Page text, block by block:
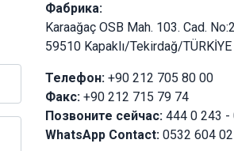
Фабрика:
Karaağaç OSB Mah. 103. Cad.
59510 Kapaklı/Tekirdağ/TÜRKİYE
Телефон: +90 212 705 80 00
Факс: +90 212 715 79 74
Позвоните сейчас: 444 0 243 -
WhatsApp Contact: 0532 604